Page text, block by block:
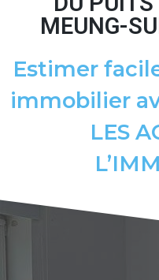
MEUNG-
Estimer
immobilier
LES